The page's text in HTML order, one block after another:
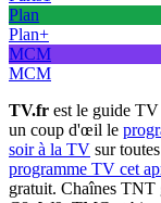
Plan
Plan+
MCM
MCM
TV.fr est le guide TV
un coup d'œil le
soir à la TV sur
programme TV cet
gratuit. Chaînes TNT